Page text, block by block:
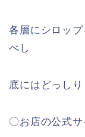
各層にシロッ
べし
底にはどっし
〇お店の公式